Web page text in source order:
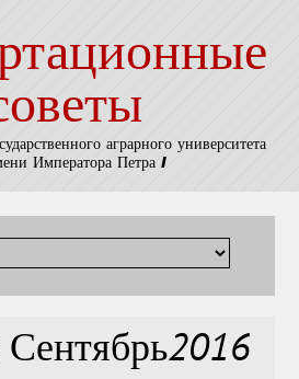
аграрного университета
Императора Петра I